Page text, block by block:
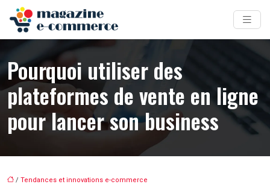
Pourquoi utiliser des
plateformes de vente en ligne
pour lancer son business
/ Tendances et innovations e-commerce